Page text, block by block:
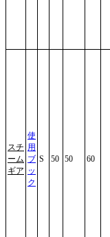
スチ
ーム
ギア
使
用
ブ
ッ
ク
S 50 50 60